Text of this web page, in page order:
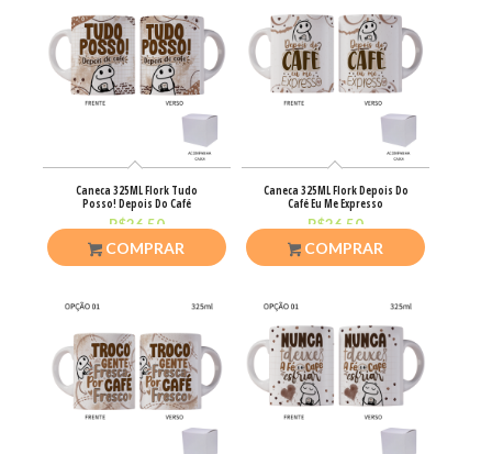
Caneca 325ML Flork Tudo
Posso! Depois Do Café
R$26,50
COMPRAR
Caneca 325ML Flork Depois Do
Café Eu Me Expresso
R$26,50
COMPRAR